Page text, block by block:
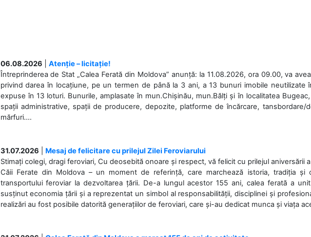
06.08.2026
Atenție – licitație!
Întreprinderea de Stat „Calea Ferată din Moldova” anunță: la 11.08.2026, ora 09.00, va
privind darea în locațiune, pe un termen de până la 3 ani, a 13 bunuri imobile neutilizate
expuse în 13 loturi. Bunurile, amplasate în mun.Chișinău, mun.Bălți și în localitatea
spații administrative, spații de producere, depozite, platforme de încărcare, tansbordare/
mărfuri....
31.07.2026
Mesaj de felicitare cu prilejul Zilei Feroviarului
Stimați colegi, dragi feroviari, Cu deosebită onoare și respect, vă felicit cu prilejul aniversării
Căii Ferate din Moldova – un moment de referință, care marchează istoria, tradiția și
transportului feroviar la dezvoltarea țării. De-a lungul acestor 155 ani, calea ferată a
susținut economia țării și a reprezentat un simbol al responsabilității, disciplinei și
realizări au fost posibile datorită generațiilor de feroviari, care și-au dedicat munca și viața